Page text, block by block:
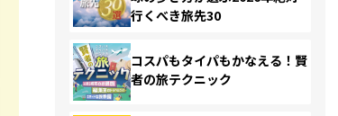
行くべき旅先30
コスパもタイパもかなえる！賢
者の旅テクニック